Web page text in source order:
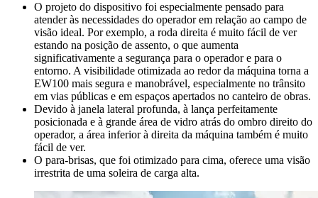
O projeto do dispositivo foi especialmente pensado para
atender às necessidades do operador em relação ao campo de
visão ideal. Por exemplo, a roda direita é muito fácil de ver
estando na posição de assento, o que aumenta
significativamente a segurança para o operador e para o
entorno. A visibilidade otimizada ao redor da máquina torna a
EW100 mais segura e manobrável, especialmente no trânsito
em vias públicas e em espaços apertados no canteiro de obras.
Devido à janela lateral profunda, à lança perfeitamente
posicionada e à grande área de vidro atrás do ombro direito do
operador, a área inferior à direita da máquina também é muito
fácil de ver.
O para-brisas, que foi otimizado para cima, oferece uma visão
irrestrita de uma soleira de carga alta.